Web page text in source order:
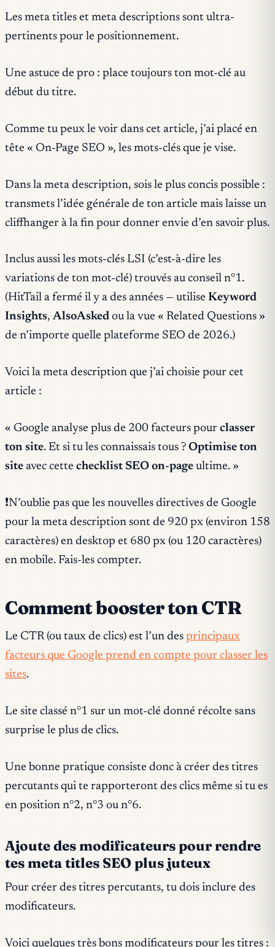
Les meta titles et meta descriptions sont ultra-
pertinents pour le positionnement.
Une astuce de pro : place toujours ton mot-clé au
début du titre.
Comme tu peux le voir dans cet article, j’ai placé en
tête « On-Page SEO », les mots-clés que je vise.
Dans la meta description, sois le plus concis possible :
transmets l’idée générale de ton article mais laisse un
cliffhanger à la fin pour donner envie d’en savoir plus.
Inclus aussi les mots-clés LSI (c’est-à-dire les
variations de ton mot-clé) trouvés au conseil n°1.
(HitTail a fermé il y a des années — utilise Keyword
Insights, AlsoAsked ou la vue « Related Questions »
de n’importe quelle plateforme SEO de 2026.)
Voici la meta description que j’ai choisie pour cet
article :
« Google analyse plus de 200 facteurs pour classer
ton site. Et si tu les connaissais tous ? Optimise ton
site avec cette checklist SEO on-page ultime. »
❗️N’oublie pas que les nouvelles directives de Google
pour la meta description sont de 920 px (environ 158
caractères) en desktop et 680 px (ou 120 caractères)
en mobile. Fais-les compter.
Comment booster ton CTR
Le CTR (ou taux de clics) est l’un des principaux
facteurs que Google prend en compte pour classer les
sites.
Le site classé n°1 sur un mot-clé donné récolte sans
surprise le plus de clics.
Une bonne pratique consiste donc à créer des titres
percutants qui te rapporteront des clics même si tu es
en position n°2, n°3 ou n°6.
Ajoute des modificateurs pour rendre
tes meta titles SEO plus juteux
Pour créer des titres percutants, tu dois inclure des
modificateurs.
Voici quelques très bons modificateurs pour les titres :